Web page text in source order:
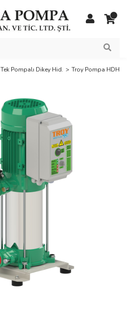
Tek Pompalı Dikey Hid. Troy Pompa